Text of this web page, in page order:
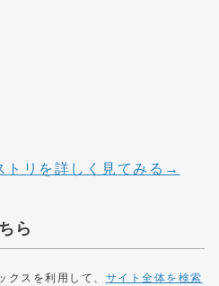
リを詳しく見てみる→
ら
スを利用して、 サイト全体を検索